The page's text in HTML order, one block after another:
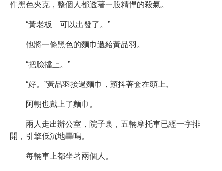
件黑色夾克，整個人都透著一股精悍的殺氣。
“黃老板，可以出發了。”
他將一條黑色的麵巾遞給黃品羽。
“把臉擋上。”
“好。”黃品羽接過麵巾，顫抖著套在頭上。
阿朝也戴上了麵巾。
兩人走出辦公室，院子裏，五輛摩托車已經一字排
開，引擎低沉地轟鳴。
每輛車上都坐著兩個人。